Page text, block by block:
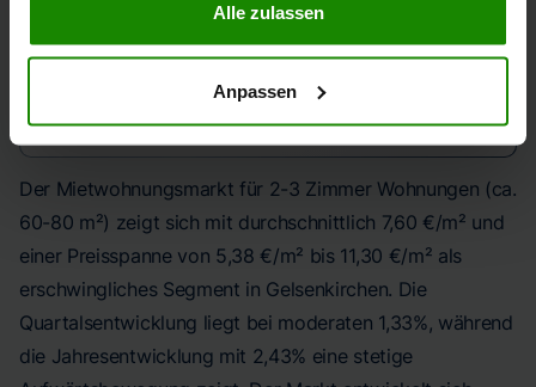
Alle zulassen
Anpassen
AKTUELLEM QUARTAL)
Der Mietwohnungsmarkt für 2-3 Zimmer Wohnungen (ca.
60-80 m²) zeigt sich mit durchschnittlich 7,60 €/m² und
einer Preisspanne von 5,38 €/m² bis 11,30 €/m² als
erschwingliches Segment in Gelsenkirchen. Die
Quartalsentwicklung liegt bei moderaten 1,33%, während
die Jahresentwicklung mit 2,43% eine stetige